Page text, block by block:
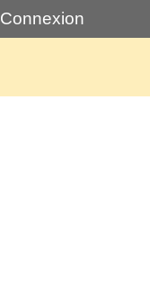
Connexion